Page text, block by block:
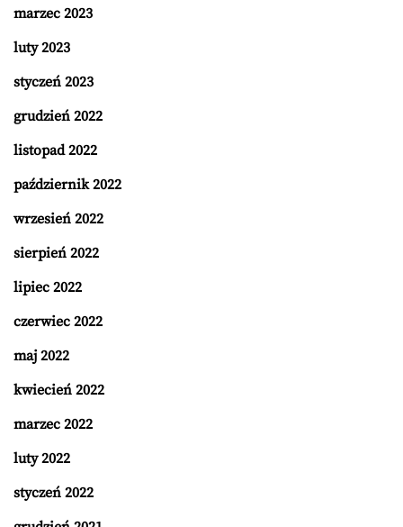
marzec 2023
luty 2023
styczeń 2023
grudzień 2022
listopad 2022
październik 2022
wrzesień 2022
sierpień 2022
lipiec 2022
czerwiec 2022
maj 2022
kwiecień 2022
marzec 2022
luty 2022
styczeń 2022